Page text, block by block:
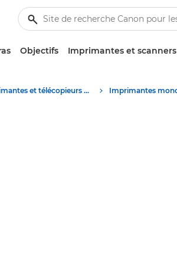
Objectifs Imprimantes et scanners
Imprimantes et télécopieurs professionnels